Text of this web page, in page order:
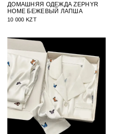
ДОМАШНЯЯ ОДЕЖДА ZEPHYR
HOME БЕЖЕВЫЙ ЛАПША
10 000 KZT